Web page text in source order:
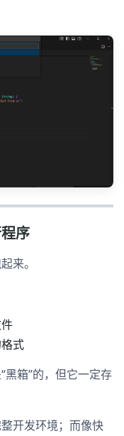
序
来。
式
黑箱”的，但它一定存
开发环境；而像快